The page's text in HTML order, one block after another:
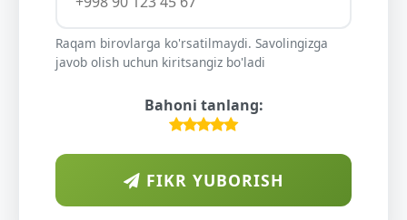
Raqam birovlarga ko'rsatilmaydi. Savolingizga
javob olish uchun kiritsangiz bo'ladi
Bahoni tanlang:
FIKR YUBORISH